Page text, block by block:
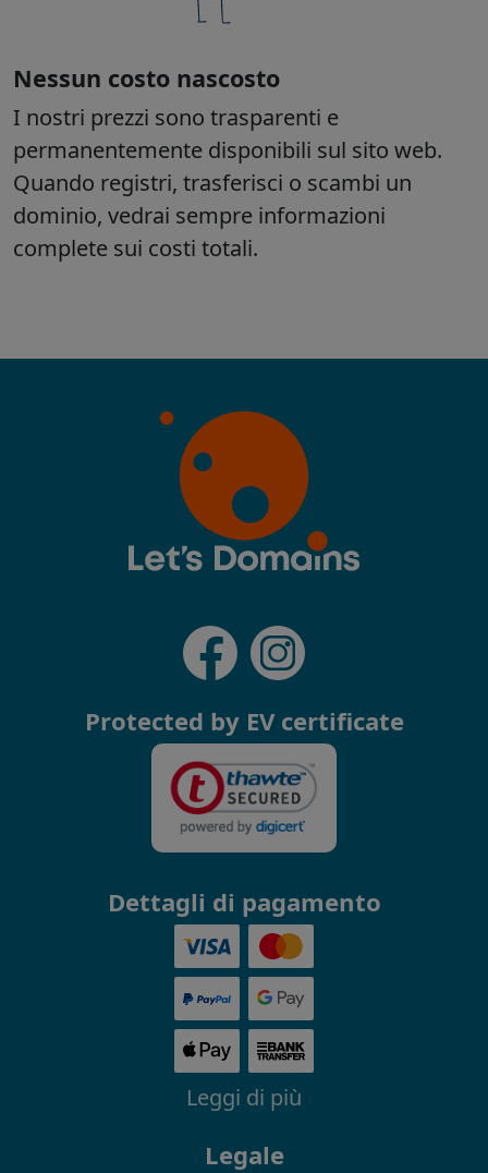
Protected by EV certificate
Dettagli di pagamento
Leggi di più
Legale